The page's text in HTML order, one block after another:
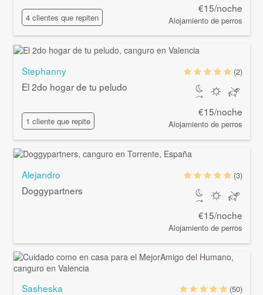
4 clientes que repiten
€15/noche
Alojamiento de perros
Stephanny
El 2do hogar de tu peludo
1 cliente que repite
(2)
€15/noche
Alojamiento de perros
Alejandro
Doggypartners
(3)
€15/noche
Alojamiento de perros
Sasheska (50)